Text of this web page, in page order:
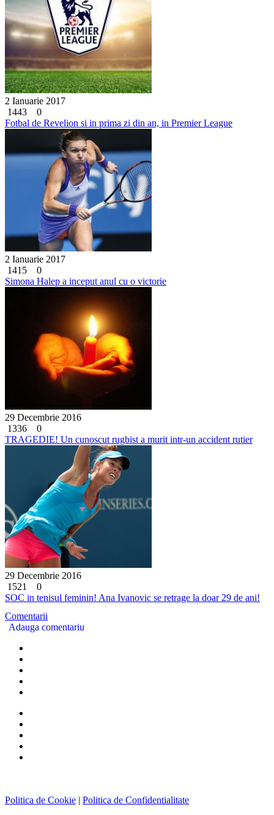
2 Ianuarie 2017
1443
0
Fotbal de Revelion si in prima zi din an, in Premier League
2 Ianuarie 2017
1415
0
Simona Halep a inceput anul cu o victorie
29 Decembrie 2016
1336
0
TRAGEDIE! Un cunoscut rugbist a murit intr-un accident rutier
29 Decembrie 2016
1521
0
SOC in tenisul feminin! Ana Ivanovic se retrage la doar 29 de ani!
Comentarii
Adauga comentariu
Politica de Cookie | Politica de Confidentialitate